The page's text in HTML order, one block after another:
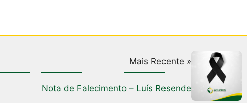
Mais Recente »
Nota de Falecimento – Luís Resende